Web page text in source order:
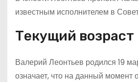
известным исполнителем в
Текущий возраст
Валерий Леонтьев родился 19
означает, что на данный момент